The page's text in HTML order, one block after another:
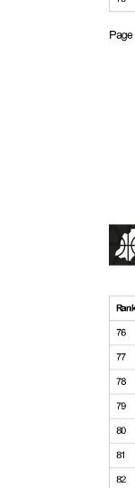
mediciner via
kjøpe
Blodtrykksfall;
Vi er beærede
købe din
L'éjaculation
, acheter
Comprar viagra
Su questo sito
senza